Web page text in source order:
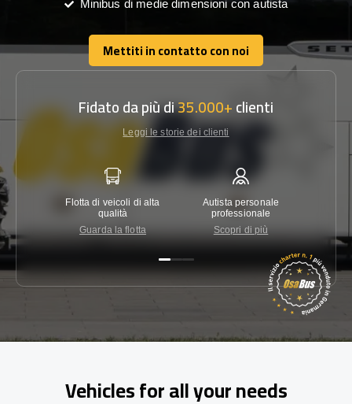
Minibus di medie dimensioni con autista
Mettiti in contatto con noi
Mettiti in contatto con noi
Fidato da più di35.000+clienti
Leggi le storie dei clienti
Flotta di veicoli di alta
qualità
Guarda la flotta
Autista personale
professionale
Scopri di più
Vehicles for all your needs